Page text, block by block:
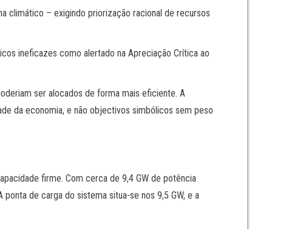
climático – exigindo priorização racional de recursos
ineficazes como alertado na Apreciação Crítica ao
ser alocados de forma mais eficiente. A
da economia, e não objectivos simbólicos sem peso
firme. Com cerca de 9,4 GW de potência
de carga do sistema situa-se nos 9,5 GW, e a